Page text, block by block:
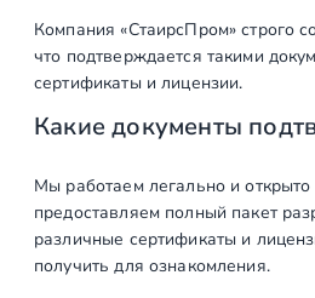
а
р
а
У
л
о
т
н
Компания «СтаирсПром» строго
что подтверждается такими
сертификаты и лицензии.
Какие документы
Мы работаем легально и
предоставляем полный пакет
различные сертификаты и
получить для ознакомления.